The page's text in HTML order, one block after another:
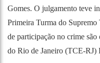
Gomes. O julgamento teve
Primeira Turma do
de participação no crime
do Rio de Janeiro (TCE-